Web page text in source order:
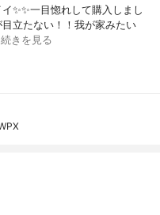
✨✨一目惚れして購入しまし
立たない！！我が家みたい
続きを見る